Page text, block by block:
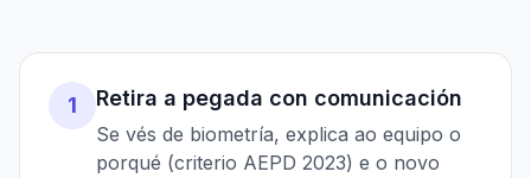
1 Retira a pegada con comunicación
Se vés de biometría, explica ao equipo o
porqué (criterio AEPD 2023) e o novo